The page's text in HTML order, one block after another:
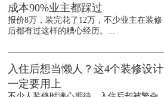
成本90%业主都踩过
报价8万，装完花了12万，不少业主在装修
后都有过这样的糟心经历。...
入住后想当懒人？这4个装修设计
一定要用上